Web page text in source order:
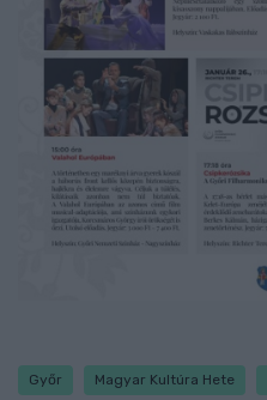
Győr Magyar Kultúra Hete